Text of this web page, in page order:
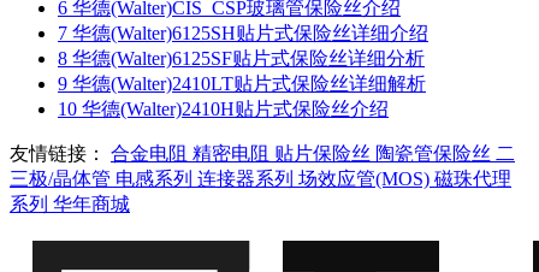
6 华德(Walter)CIS_CSP玻璃管保险丝介绍
7 华德(Walter)6125SH贴片式保险丝详细介绍
8 华德(Walter)6125SF贴片式保险丝详细分析
9 华德(Walter)2410LT贴片式保险丝详细解析
10 华德(Walter)2410H贴片式保险丝介绍
友情链接： 合金电阻 精密电阻 贴片保险丝 陶瓷管保险丝 二
三极/晶体管 电感系列 连接器系列 场效应管(MOS) 磁珠代理
系列 华年商城